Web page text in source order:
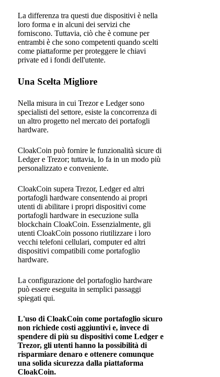
La differenza tra questi due dispositivi è nella
loro forma e in alcuni dei servizi che
forniscono. Tuttavia, ciò che è comune per
entrambi è che sono competenti quando scelti
come piattaforme per proteggere le chiavi
private ed i fondi dell'utente.
Una Scelta Migliore
Nella misura in cui Trezor e Ledger sono
specialisti del settore, esiste la concorrenza di
un altro progetto nel mercato dei portafogli
hardware.
CloakCoin può fornire le funzionalità sicure di
Ledger e Trezor; tuttavia, lo fa in un modo più
personalizzato e conveniente.
CloakCoin supera Trezor, Ledger ed altri
portafogli hardware consentendo ai propri
utenti di abilitare i propri dispositivi come
portafogli hardware in esecuzione sulla
blockchain CloakCoin. Essenzialmente, gli
utenti CloakCoin possono riutilizzare i loro
vecchi telefoni cellulari, computer ed altri
dispositivi compatibili come portafoglio
hardware.
La configurazione del portafoglio hardware
può essere eseguita in semplici passaggi
spiegati qui.
L'uso di CloakCoin come portafoglio sicuro
non richiede costi aggiuntivi e, invece di
spendere di più su dispositivi come Ledger e
Trezor, gli utenti hanno la possibilità di
risparmiare denaro e ottenere comunque
una solida sicurezza dalla piattaforma
CloakCoin.